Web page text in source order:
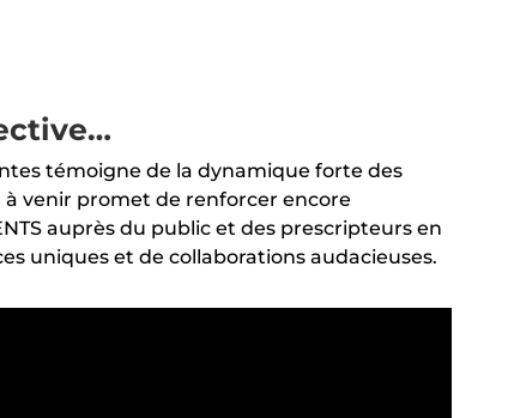
témoigne de la dynamique forte des
à venir promet de renforcer encore
auprès du public et des prescripteurs en
uniques et de collaborations audacieuses.